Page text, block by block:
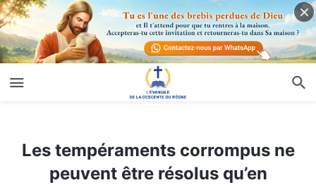
Les tempéraments corrompus ne
peuvent être résolus qu’en